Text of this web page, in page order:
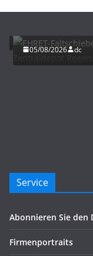
05/08/2026 dc
Service
Abonnieren Sie den
Firmenportraits